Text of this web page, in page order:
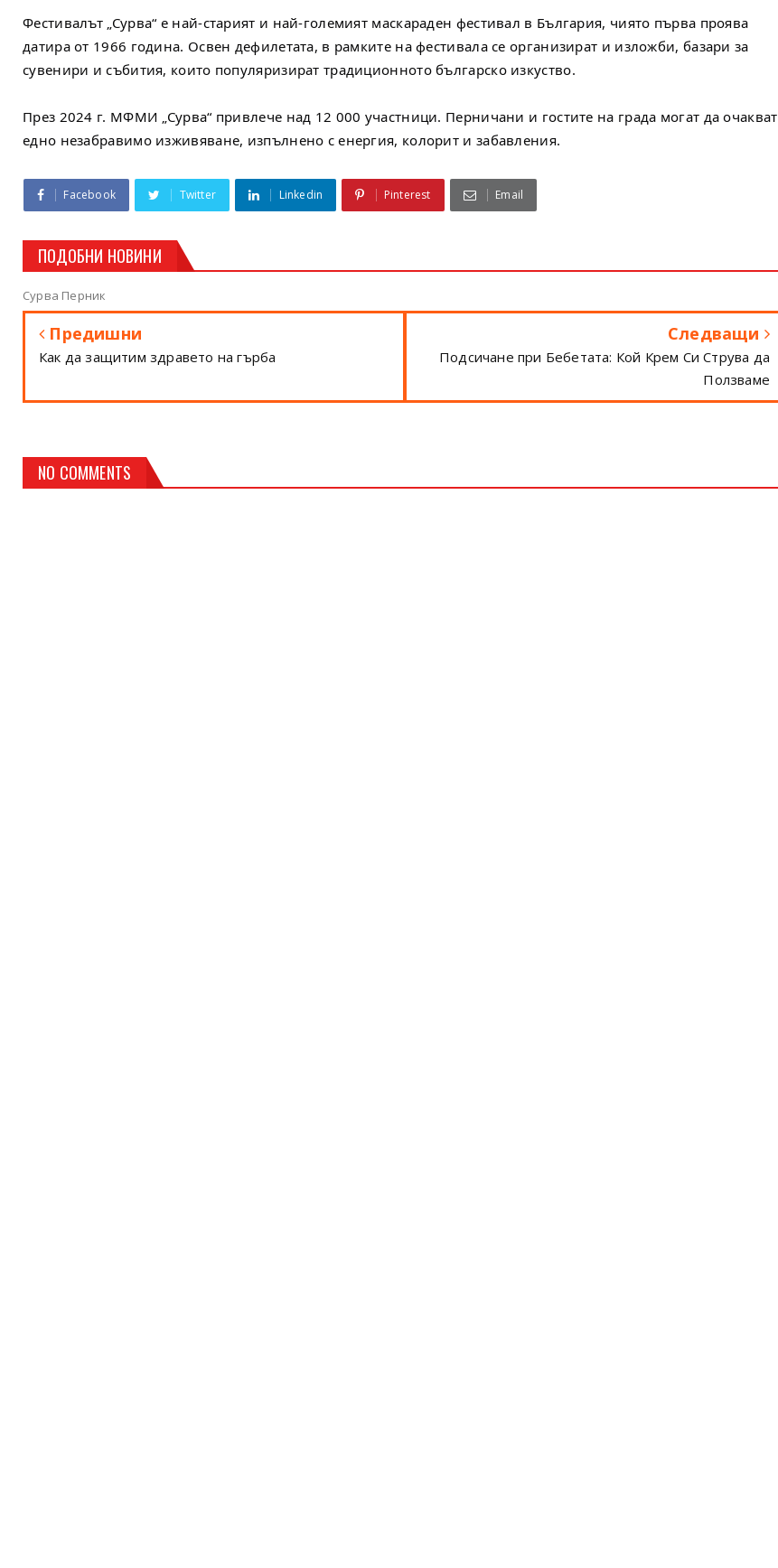
Фестивалът „Сурва“ е най-старият и най-големият маскараден фестивал в България, чиято първа проява
датира от 1966 година. Освен дефилетата, в рамките на фестивала се организират и изложби, базари за
сувенири и събития, които популяризират традиционното българско изкуство.
През 2024 г. МФМИ „Сурва“ привлече над 12 000 участници. Перничани и гостите на града могат да очакват
едно незабравимо изживяване, изпълнено с енергия, колорит и забавления.
Facebook Twitter Linkedin Pinterest Email
ПОДОБНИ НОВИНИ
Сурва Перник
Предишни
Как да защитим здравето на гърба
Следващи
Подсичане при Бебетата: Кой Крем Си Струва да
Ползваме
NO COMMENTS